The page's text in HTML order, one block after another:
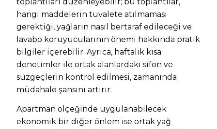
toplantıları düzenleyebilir; bu toplantılar,
hangi maddelerin tuvalete atılmaması
gerektiği, yağların nasıl bertaraf edileceği ve
lavabo koruyucularının önemi hakkında pratik
bilgiler içerebilir. Ayrıca, haftalık kısa
denetimler ile ortak alanlardaki sifon ve
süzgeçlerin kontrol edilmesi, zamanında
müdahale şansını artırır.
Apartman ölçeğinde uygulanabilecek
ekonomik bir diğer önlem ise ortak yağ